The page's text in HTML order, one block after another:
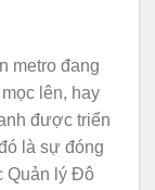
metro đang
lên, hay
được triển
là sự đóng
Quản lý Đô